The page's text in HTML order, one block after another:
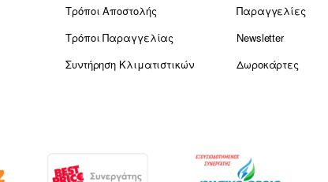
Τρόποι Αποστολής
Τρόποι Παραγγελίας
Συντήρηση Κλιματιστικών
Παραγγελίες
Newsletter
Δωροκάρτες